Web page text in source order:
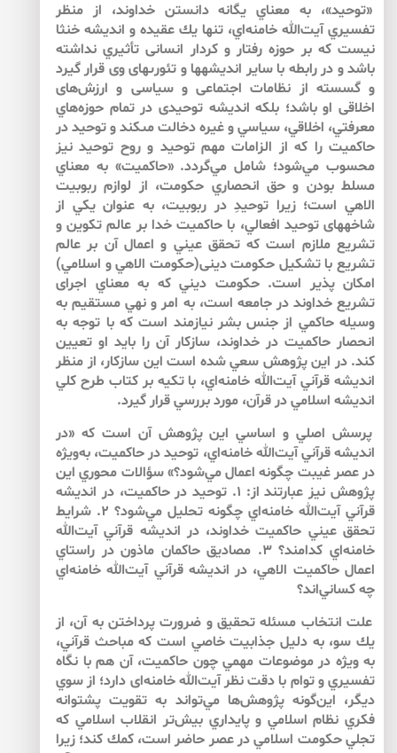
«توحيد»، به معناي يگانه دانستن خداوند، از منظر
تفسيري آيت‌الله خامنه‌‌اي، تنها يك عقيده و انديشه خنثا
نيست كه بر حوزه رفتار و كردار انسانى تأثيري نداشته
باشد و در رابطه با ساير انديشه‏ها و تئورى‏هاى وى قرار گيرد
و گسسته از نظامات اجتماعى و سياسى و ارزش‌‌هاى
اخلاقى او باشد؛ بلكه انديشه توحيدى در تمام حوزه‌‌هاي
معرفتي، اخلاقي، سياسي و غيره دخالت مى‏كند و توحيد در
حاكميت را كه از الزامات مهم توحيد و روح توحيد نيز
محسوب مي‌شود؛ شامل مي‌گردد. «حاكميت» به معناي
مسلط بودن و حق انحصاري حكومت، از لوازم ربوبيت
الاهي است؛ زيرا توحيدِ در ربوبيت، به عنوان يكي از
شاخه‏هاى توحيد افعالي، با حاكميت خدا بر عالم تكوين و
تشريع ملازم است كه تحقق عيني و اعمال آن بر عالم
تشريع با تشكيل حكومت دينى(حكومت الاهي و اسلامي)
امكان پذير است. حكومت ديني كه به معناي اجراى
تشريع خداوند در جامعه است، به امر و نهي مستقيم به
وسيله حاكمي از جنس بشر نيازمند است كه با توجه به
انحصار حاكميت در خداوند، سازكار آن را بايد او تعيين
كند. در اين پژوهش سعي شده است اين سازكار، از منظر
انديشه قرآني آيت‌الله خامنه‌‌اي، با تكيه بر كتاب طرح كلي
انديشه اسلامي در قرآن، مورد بررسي قرار گيرد.
پرسش اصلي و اساسي اين پژوهش آن است كه «در
انديشه قرآني آيت‌الله خامنه‌‌اي، توحيد در حاكميت، به‌ويژه
در عصر غيبت چگونه اعمال مي‌‌شود؟» سؤالات محوري اين
پژوهش نيز عبارتند از: ۱. توحيد در حاكميت، در انديشه
قرآني آيت‌الله خامنه‌‌اي چگونه تحليل مي‌‌شود؟ ۲. شرايط
تحقق عيني حاكميت خداوند، در انديشه قرآني آيت‌الله
خامنه‌‌اي كدامند؟ ۳. مصاديق حاكمان ماذون در راستاي
اعمال حاكميت الاهي، در انديشه قرآني آيت‌الله خامنه‌‌اي
چه كساني‌اند؟
علت انتخاب مسئله تحقيق و ضرورت پرداختن به آن، از
يك سو، به دليل جذابيت خاصي است كه مباحث قرآني،
به ويژه در موضوعات مهمي چون حاكميت، آن هم با نگاه
تفسيري و توام با دقت نظر آيت‌الله خامنه‌‌اى دارد؛ از سوي
ديگر، اين‌‌گونه پژوهش‌‌ها مي‌‌تواند به تقويت پشتوانه
فكري نظام اسلامي و پايداري بيش‌‌تر انقلاب اسلامي كه
تجلي حكومت اسلامي در عصر حاضر است، كمك كند؛ زيرا